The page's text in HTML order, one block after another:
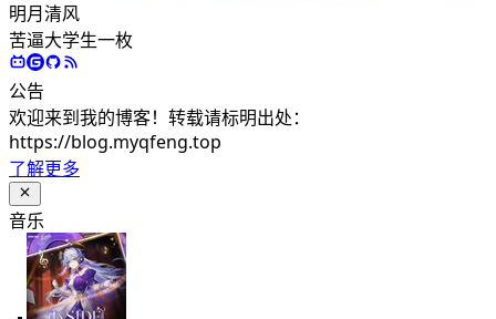
明月清风
苦逼大学生一枚
公告
欢迎来到我的博客！转载请标明出处：
https://blog.myqfeng.top
了解更多
音乐